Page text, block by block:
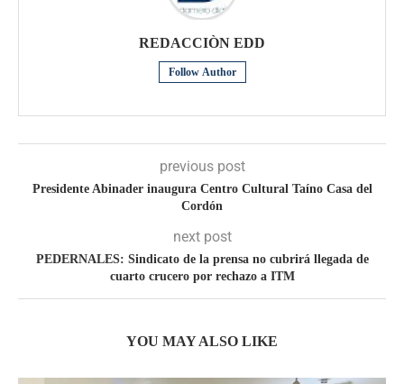
REDACCIÒN EDD
Follow Author
previous post
Presidente Abinader inaugura Centro Cultural Taíno Casa del
Cordón
next post
PEDERNALES: Sindicato de la prensa no cubrirá llegada de
cuarto crucero por rechazo a ITM
YOU MAY ALSO LIKE